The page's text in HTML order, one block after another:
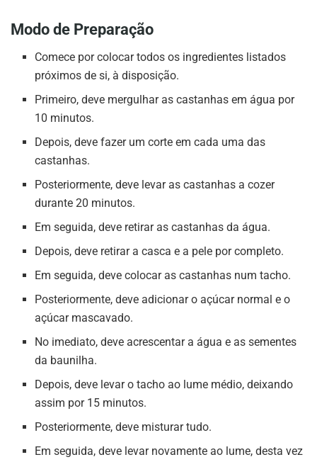
Modo de Preparação
Comece por colocar todos os ingredientes listados
próximos de si, à disposição.
Primeiro, deve mergulhar as castanhas em água por
10 minutos.
Depois, deve fazer um corte em cada uma das
castanhas.
Posteriormente, deve levar as castanhas a cozer
durante 20 minutos.
Em seguida, deve retirar as castanhas da água.
Depois, deve retirar a casca e a pele por completo.
Em seguida, deve colocar as castanhas num tacho.
Posteriormente, deve adicionar o açúcar normal e o
açúcar mascavado.
No imediato, deve acrescentar a água e as sementes
da baunilha.
Depois, deve levar o tacho ao lume médio, deixando
assim por 15 minutos.
Posteriormente, deve misturar tudo.
Em seguida, deve levar novamente ao lume, desta vez